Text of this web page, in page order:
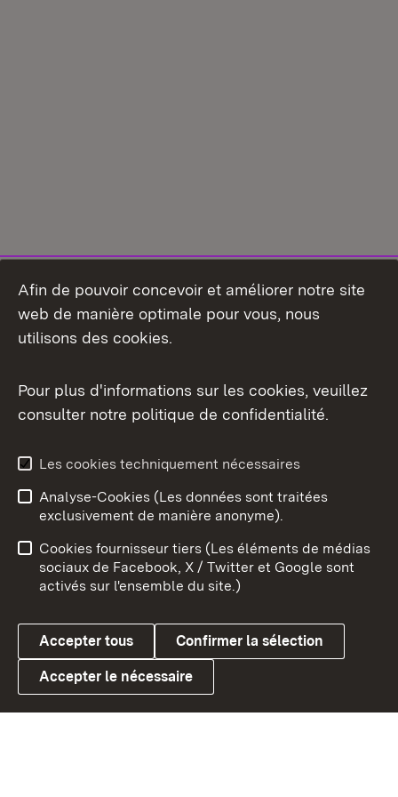
Aperçu des thèmes
Link zum Landesportal
Conseils d'utilisation
Confidentialité
Cookies
Afin de pouvoir concevoir et améliorer notre site
web de manière optimale pour vous, nous
utilisons des cookies.
Pour plus d'informations sur les cookies, veuillez
consulter notre politique de confidentialité.
Les cookies techniquement nécessaires
Analyse-Cookies (Les données sont traitées
exclusivement de manière anonyme).
Cookies fournisseur tiers (Les éléments de médias
sociaux de Facebook, X / Twitter et Google sont
activés sur l'ensemble du site.)
Accepter tous Confirmer la sélection
Accepter le nécessaire